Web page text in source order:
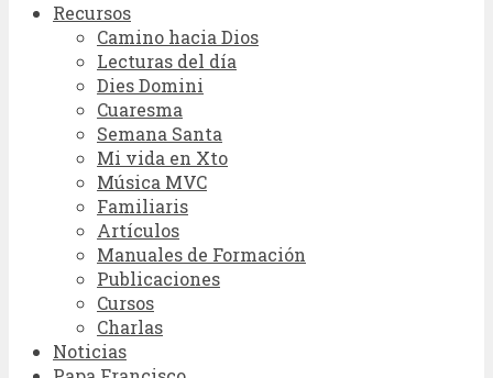
Recursos
Camino hacia Dios
Lecturas del día
Dies Domini
Cuaresma
Semana Santa
Mi vida en Xto
Música MVC
Familiaris
Artículos
Manuales de Formación
Publicaciones
Cursos
Charlas
Noticias